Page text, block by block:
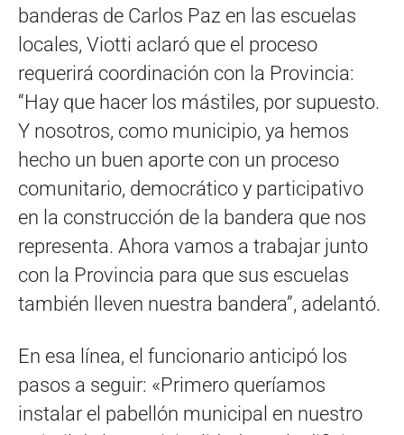
banderas de Carlos Paz en las escuelas
locales, Viotti aclaró que el proceso
requerirá coordinación con la Provincia:
“Hay que hacer los mástiles, por supuesto.
Y nosotros, como municipio, ya hemos
hecho un buen aporte con un proceso
comunitario, democrático y participativo
en la construcción de la bandera que nos
representa. Ahora vamos a trabajar junto
con la Provincia para que sus escuelas
también lleven nuestra bandera”, adelantó.
En esa línea, el funcionario anticipó los
pasos a seguir: «Primero queríamos
instalar el pabellón municipal en nuestro